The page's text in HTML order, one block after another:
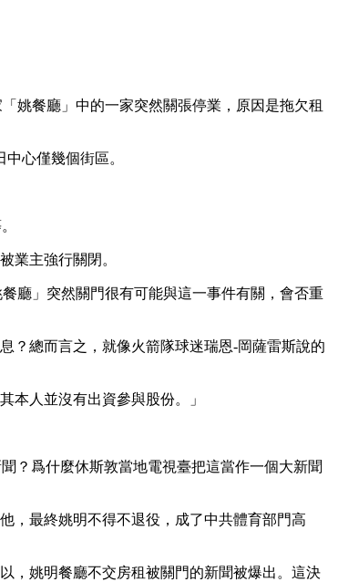
姚餐廳」中的一家突然關張停業，原因是拖欠租
心僅幾個街區。
業主強行關閉。
廳」突然關門很有可能與這一事件有關，會否重
？總而言之，就像火箭隊球迷瑞恩-岡薩雷斯說的
本人並沒有出資參與股份。」
？爲什麼休斯敦當地電視臺把這當作一個大新聞
，最終姚明不得不退役，成了中共體育部門高
，姚明餐廳不交房租被關門的新聞被爆出。這決